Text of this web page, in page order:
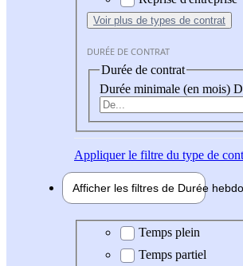
Voir plus de types de contrat
DURÉE DE CONTRAT
Durée de contrat
Durée minimale (en mois)
Appliquerle filtre du type de
Afficher les filtres de Durée hebdo
Durée hebdomadaire
Temps plein
Temps partiel